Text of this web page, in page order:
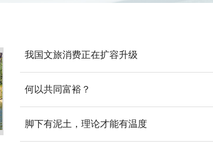
我国文旅消费正在扩容升级
何以共同富裕？
脚下有泥土，理论才能有温度